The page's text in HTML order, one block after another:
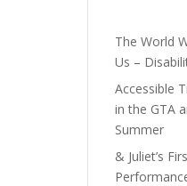
The World
Us –
Accessible
in the GTA
Summer
& Juliet’s